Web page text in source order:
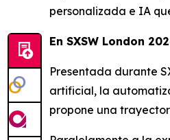
personalizada e IA
En SXSW London
Presentada durante
artificial, la
propone una